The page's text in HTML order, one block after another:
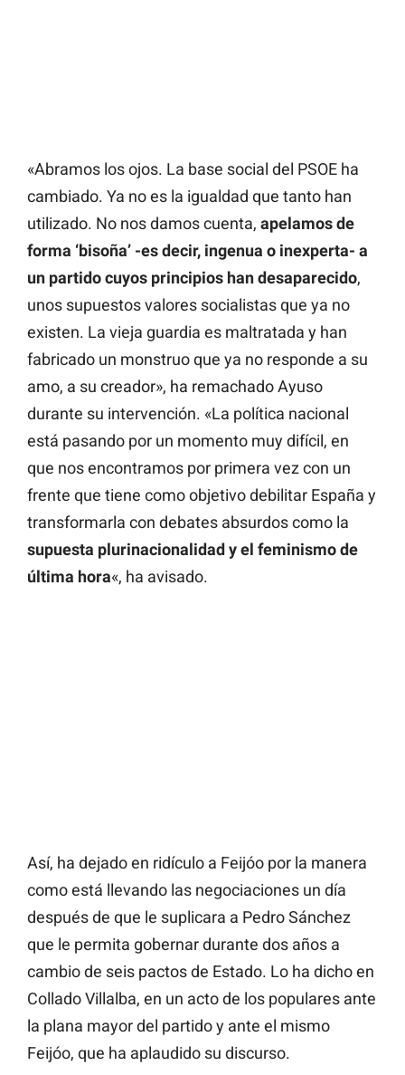
«Abramos los ojos. La base social del PSOE ha
cambiado. Ya no es la igualdad que tanto han
utilizado. No nos damos cuenta, apelamos de
forma ‘bisoña’ -es decir, ingenua o inexperta- a
un partido cuyos principios han desaparecido,
unos supuestos valores socialistas que ya no
existen. La vieja guardia es maltratada y han
fabricado un monstruo que ya no responde a su
amo, a su creador», ha remachado Ayuso
durante su intervención. «La política nacional
está pasando por un momento muy difícil, en
que nos encontramos por primera vez con un
frente que tiene como objetivo debilitar España y
transformarla con debates absurdos como la
supuesta plurinacionalidad y el feminismo de
última hora«, ha avisado.
Así, ha dejado en ridículo a Feijóo por la manera
como está llevando las negociaciones un día
después de que le suplicara a Pedro Sánchez
que le permita gobernar durante dos años a
cambio de seis pactos de Estado. Lo ha dicho en
Collado Villalba, en un acto de los populares ante
la plana mayor del partido y ante el mismo
Feijóo, que ha aplaudido su discurso.